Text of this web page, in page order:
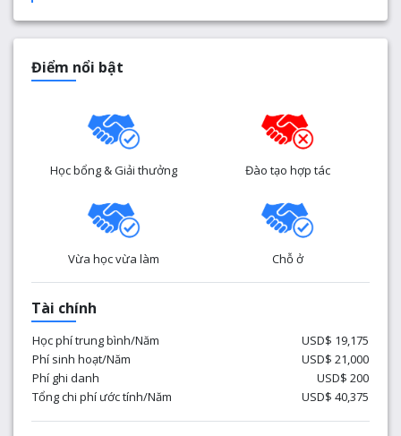
Điểm nổi bật
Học bổng & Giải thưởng Đào tạo hợp tác
Vừa học vừa làm Chỗ ở
Tài chính
Học phí trung bình/Năm
USD$ 19,175
Phí sinh hoạt/Năm
USD$ 21,000
Phí ghi danh
USD$ 200
Tổng chi phí ước tính/Năm
USD$ 40,375